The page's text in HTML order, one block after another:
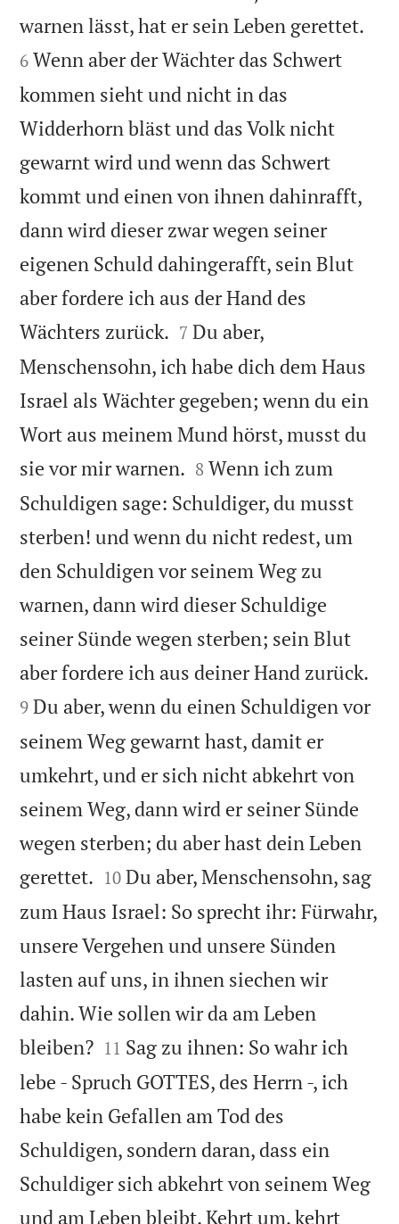
warnen lässt, hat er sein Leben gerettet.
6 Wenn aber der Wächter das Schwert
kommen sieht und nicht in das
Widderhorn bläst und das Volk nicht
gewarnt wird und wenn das Schwert
kommt und einen von ihnen dahinrafft,
dann wird dieser zwar wegen seiner
eigenen Schuld dahingerafft, sein Blut
aber fordere ich aus der Hand des
Wächters zurück. 

7 Du aber,
Menschensohn, ich habe dich dem Haus
Israel als Wächter gegeben; wenn du ein
Wort aus meinem Mund hörst, musst du
sie vor mir warnen. 

8 Wenn ich zum
Schuldigen sage: Schuldiger, du musst
sterben! und wenn du nicht redest, um
den Schuldigen vor seinem Weg zu
warnen, dann wird dieser Schuldige
seiner Sünde wegen sterben; sein Blut
aber fordere ich aus deiner Hand zurück.
9 Du aber, wenn du einen Schuldigen vor
seinem Weg gewarnt hast, damit er
umkehrt, und er sich nicht abkehrt von
seinem Weg, dann wird er seiner Sünde
wegen sterben; du aber hast dein Leben
gerettet. 

10 Du aber, Menschensohn, sag
zum Haus Israel: So sprecht ihr: Fürwahr,
unsere Vergehen und unsere Sünden
lasten auf uns, in ihnen siechen wir
dahin. Wie sollen wir da am Leben
bleiben?
11 Sag zu ihnen: So wahr ich
lebe - Spruch GOTTES, des Herrn -, ich
habe kein Gefallen am Tod des
Schuldigen, sondern daran, dass ein
Schuldiger sich abkehrt von seinem Weg
und am Leben bleibt. Kehrt um, kehrt